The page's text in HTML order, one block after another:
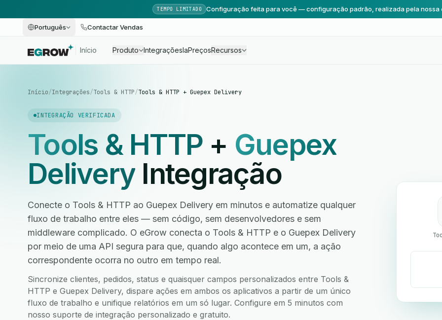
TEMPO LIMITADO Configuração feita para você — configuração padrão, realizada pela nossa
Português Contactar Vendas
Início Produto IntegraçõesIaPreçosRecursos
Início/Integrações/Tools & HTTP/Tools & HTTP + Guepex Delivery
INTEGRAÇÃO VERIFICADA
Tools & HTTP + Guepex
Delivery Integração
Conecte o Tools & HTTP ao Guepex Delivery em minutos e automatize qualquer
fluxo de trabalho entre eles — sem código, sem desenvolvedores e sem
middleware complicado. O eGrow conecta o Tools & HTTP e o Guepex Delivery
por meio de uma API segura para que, quando algo acontece em um, a ação
correspondente ocorra no outro em tempo real.
Sincronize clientes, pedidos, status e quaisquer campos personalizados entre Tools &
HTTP e Guepex Delivery, dispare ações em ambos os aplicativos a partir de um único
fluxo de trabalho e unifique relatórios em um só lugar. Configure em 5 minutos com
nosso suporte de integração personalizado e gratuito.